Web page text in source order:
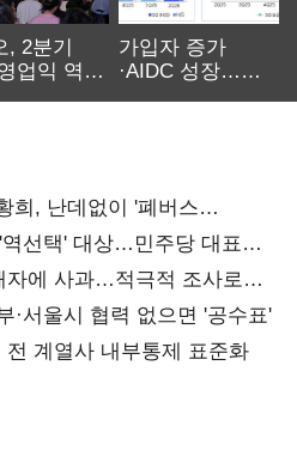
, 2분기
업익 역대
가입자 증가
·AIDC 성장…
희, 난데없이 '폐버스
선택' 대상…민주당 대표로
자에 사과…적극적 조사로
·서울시 협력 없으면 '공수표'
계열사 내부통제 표준화